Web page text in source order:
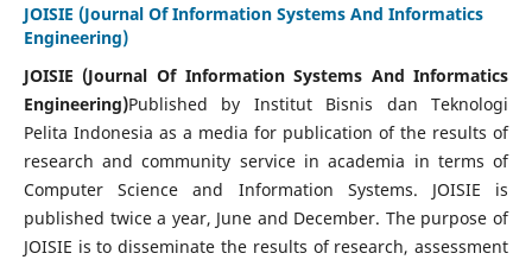
JOISIE (Journal Of Information Systems And Informatics
Engineering)
JOISIE (Journal Of Information Systems And Informatics
Engineering)Published by Institut Bisnis dan Teknologi
Pelita Indonesia as a media for publication of the results of
research and community service in academia in terms of
Computer Science and Information Systems. JOISIE is
published twice a year, June and December. The purpose of
JOISIE is to disseminate the results of research, assessment